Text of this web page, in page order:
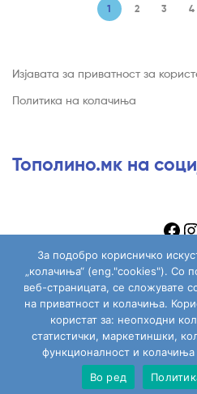
1 2 3 4
Изјавата за приватност за
Политика на колачиња
Тополино.мк на
Copyright © 2026
Сите играчки Моја
За подобро корисничко
„колачиња“ (eng."cookies"). Со
веб-страницата, се сложувате
на приватност и колачиња.
користат за: неопходни
статистички, маркетиншки,
функционалност и
Во ред